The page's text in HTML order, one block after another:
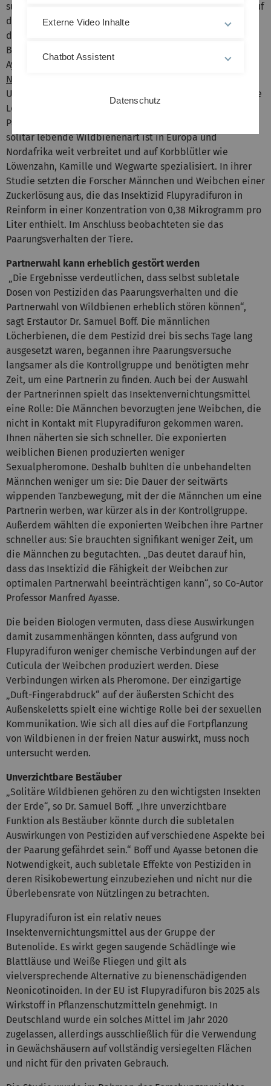
subletale, also nicht tödliche, Konzentrationen negativ auf
die Populationsdichte von Wildbienen auswirken können,
da sie die Fortpflanzung beeinträchtigen, zeigen die
Bienenforscher Dr. Samuel Boff und Professor Manfred
Ayasse vom
Naturschutzgenomik
Untersuchungen wählten die Wissenschaftler die Gemeine
Löcherbiene (Heriades truncorum), weil ihr
Paarungsverhalten bereits gut erforscht ist. Die kleine,
solitär lebende Wildbienenart ist in Europa und
Nordafrika weit verbreitet und auf Korbblütler wie
Löwenzahn, Kamille und Wegwarte spezialisiert. In ihrer
Studie setzten die Forscher Männchen und Weibchen einer
Zuckerlösung aus, die das Insektizid Flupyradifuron in
Reinform in einer Konzentration von 0,38 Mikrogramm pro
Liter enthielt. Im Anschluss beobachteten sie das
Paarungsverhalten der Tiere.
Partnerwahl kann erheblich gestört werden
„Die Ergebnisse verdeutlichen, dass selbst subletale
Dosen von Pestiziden das Paarungsverhalten und die
Partnerwahl von Wildbienen erheblich stören können“,
sagt Erstautor Dr. Samuel Boff. Die männlichen
Löcherbienen, die dem Pestizid drei bis sechs Tage lang
ausgesetzt waren, begannen ihre Paarungsversuche
langsamer als die Kontrollgruppe und benötigten mehr
Zeit, um eine Partnerin zu finden. Auch bei der Auswahl
der Partnerinnen spielt das Insektenvernichtungsmittel
eine Rolle: Die Männchen bevorzugten jene Weibchen, die
nicht in Kontakt mit Flupyradifuron gekommen waren.
Ihnen näherten sie sich schneller. Die exponierten
weiblichen Bienen produzierten weniger
Sexualpheromone. Deshalb buhlten die unbehandelten
Männchen weniger um sie: Die Dauer der seitwärts
wippenden Tanzbewegung, mit der die Männchen um eine
Partnerin werben, war kürzer als in der Kontrollgruppe.
Außerdem wählten die exponierten Weibchen ihre Partner
schneller aus: Sie brauchten signifikant weniger Zeit, um
die Männchen zu begutachten. „Das deutet darauf hin,
dass das Insektizid die Fähigkeit der Weibchen zur
optimalen Partnerwahl beeinträchtigen kann“, so Co-Autor
Professor Manfred Ayasse.
Die beiden Biologen vermuten, dass diese Auswirkungen
damit zusammenhängen könnten, dass aufgrund von
Flupyradifuron weniger chemische Verbindungen auf der
Cuticula der Weibchen produziert werden. Diese
Verbindungen wirken als Pheromone. Der einzigartige
„Duft-Fingerabdruck“ auf der äußersten Schicht des
Außenskeletts spielt eine wichtige Rolle bei der sexuellen
Kommunikation. Wie sich all dies auf die Fortpflanzung
von Wildbienen in der freien Natur auswirkt, muss noch
untersucht werden.
Unverzichtbare Bestäuber
„Solitäre Wildbienen gehören zu den wichtigsten Insekten
der Erde“, so Dr. Samuel Boff. „Ihre unverzichtbare
Funktion als Bestäuber könnte durch die subletalen
Auswirkungen von Pestiziden auf verschiedene Aspekte bei
der Paarung gefährdet sein.“ Boff und Ayasse betonen die
Notwendigkeit, auch subletale Effekte von Pestiziden in
deren Risikobewertung einzubeziehen und nicht nur die
Überlebensrate von Nützlingen zu betrachten.
Flupyradifuron ist ein relativ neues
Insektenvernichtungsmittel aus der Gruppe der
Butenolide. Es wirkt gegen saugende Schädlinge wie
Blattläuse und Weiße Fliegen und gilt als
vielversprechende Alternative zu bienenschädigenden
Neonicotinoiden. In der EU ist Flupyradifuron bis 2025 als
Wirkstoff in Pflanzenschutzmitteln genehmigt. In
Deutschland wurde ein solches Mittel im Jahr 2020
zugelassen, allerdings ausschließlich für die Verwendung
in Gewächshäusern auf vollständig versiegelten Flächen
und nicht für den privaten Gebrauch.
Externe Video Inhalte
Chatbot Assistent
Datenschutz